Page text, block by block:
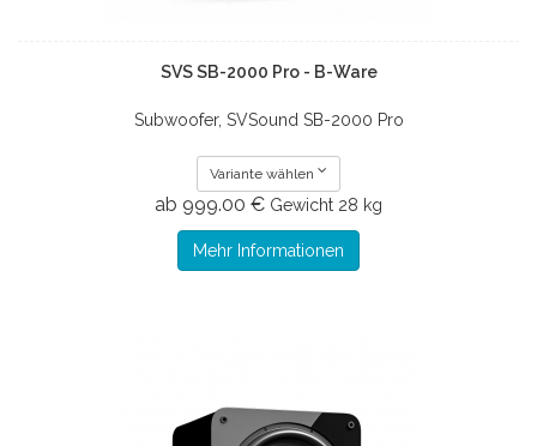
SVS SB-2000 Pro - B-Ware
Subwoofer, SVSound SB-2000 Pro
Variante wählen
ab 999.00 € Gewicht 28 kg
Mehr Informationen